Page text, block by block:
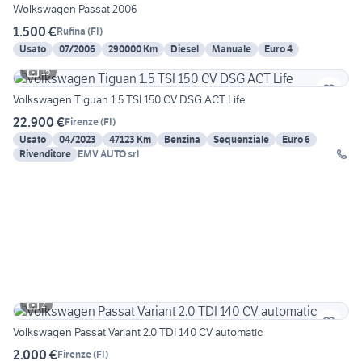
Wolkswagen Passat 2006
1.500 €Rufina (FI)
Usato
07/2006 290000 Km Diesel Manuale
Euro 4
15
Volkswagen Tiguan 1.5 TSI 150 CV DSG ACT Life
22.900 €Firenze(FI)
Usato
04/2023 47123 Km Benzina Sequenziale
Euro 6
Rivenditore EMV AUTO srl
2
Volkswagen Passat Variant 2.0 TDI 140 CV automatic
2.000 €Firenze(FI)